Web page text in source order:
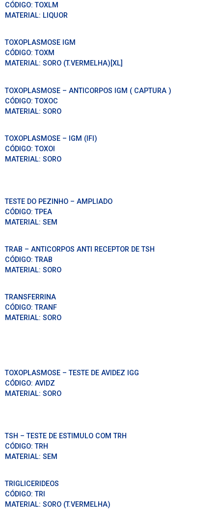
CÓDIGO:TOXLM
MATERIAL: LIQUOR
TOXOPLASMOSE IGM
CÓDIGO: TOXM
MATERIAL: SORO (T.VERMELHA)[XL]
TOXOPLASMOSE – ANTICORPOS IGM ( CAPTURA )
CÓDIGO:TOXOC
MATERIAL: SORO
TOXOPLASMOSE – IGM (IFI)
CÓDIGO:TOXOI
MATERIAL: SORO
TESTE DO PEZINHO – AMPLIADO
CÓDIGO:TPEA
MATERIAL: SEM
TRAB – ANTICORPOS ANTI RECEPTOR DE TSH
CÓDIGO:TRAB
MATERIAL: SORO
TRANSFERRINA
CÓDIGO:TRANF
MATERIAL: SORO
TOXOPLASMOSE – TESTE DE AVIDEZ IGG
CÓDIGO: AVIDZ
MATERIAL: SORO
TSH – TESTE DE ESTIMULO COM TRH
CÓDIGO:TRH
MATERIAL: SEM
TRIGLICERIDEOS
CÓDIGO:TRI
MATERIAL: SORO (T.VERMELHA)